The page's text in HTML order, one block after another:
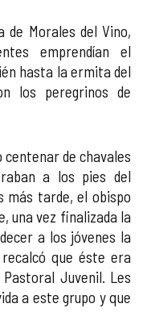
Morales del Vino,
emprendían el
hasta la ermita del
los peregrinos de
centenar de chavales
a los pies del
más tarde, el obispo
una vez finalizada la
a los jóvenes la
que éste era
Juvenil. Les
a este grupo y que